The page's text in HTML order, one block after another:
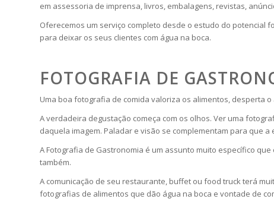
em assessoria de imprensa, livros, embalagens, revistas,
Oferecemos um serviço completo desde o estudo do potencial
para deixar os seus clientes com água na boca.
FOTOGRAFIA DE
Uma boa fotografia de comida valoriza os alimentos, desperta
A verdadeira degustação começa com os olhos. Ver uma
daquela imagem. Paladar e visão se complementam para que
A Fotografia de Gastronomia é um assunto muito específico
também.
A comunicação de seu restaurante, buffet ou food truck terá
fotografias de alimentos que dão água na boca e vontade de